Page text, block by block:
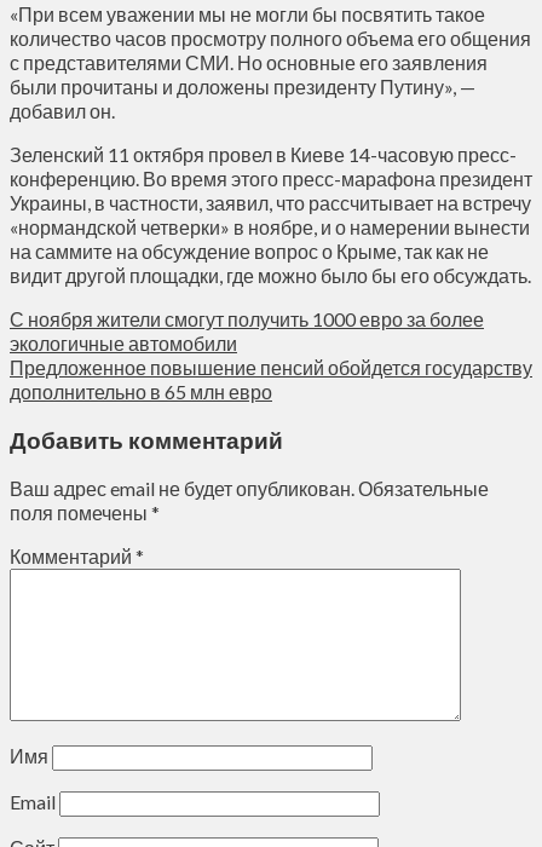
«При всем уважении мы не могли бы посвятить такое
количество часов просмотру полного объема его общения
с представителями СМИ. Но основные его заявления
были прочитаны и доложены президенту Путину», —
добавил он.
Зеленский 11 октября провел в Киеве 14-часовую пресс-
конференцию. Во время этого пресс-марафона президент
Украины, в частности, заявил, что рассчитывает на встречу
«нормандской четверки» в ноябре, и о намерении вынести
на саммите на обсуждение вопрос о Крыме, так как не
видит другой площадки, где можно было бы его обсуждать.
С ноября жители смогут получить 1000 евро за более
экологичные автомобили
Предложенное повышение пенсий обойдется государству
дополнительно в 65 млн евро
Добавить комментарий
Ваш адрес email не будет опубликован.Обязательные
поля помечены *
Комментарий *
Имя
Email